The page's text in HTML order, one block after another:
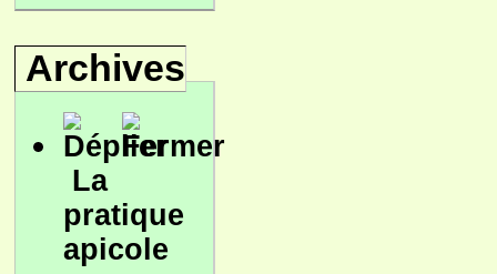
Archives
La
pratique
apicole